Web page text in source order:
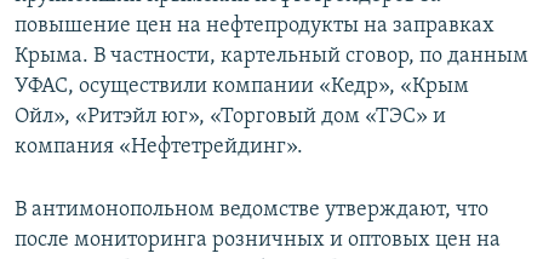
повышение цен на нефтепродукты на заправках
Крыма. В частности, картельный сговор, по данным
УФАС, осуществили компании «Кедр», «Крым
Ойл», «Ритэйл юг», «Торговый дом «ТЭС» и
компания «Нефтетрейдинг».
В антимонопольном ведомстве утверждают, что
после мониторинга розничных и оптовых цен на